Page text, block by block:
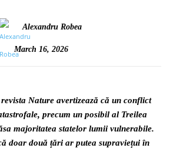
Alexandru Robea
March 16, 2026
Nature avertizează că un conflict
precum un posibil al Treilea
majoritatea statelor lumii vulnerabile.
doar două țări ar putea supraviețui în